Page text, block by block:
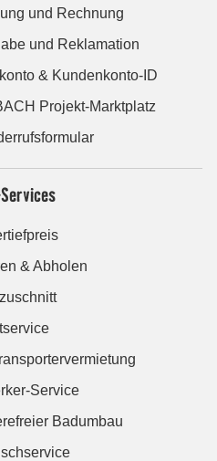
und Rechnung
und Reklamation
& Kundenkonto-ID
Projekt-Marktplatz
& Abholen
Service
Badumbau